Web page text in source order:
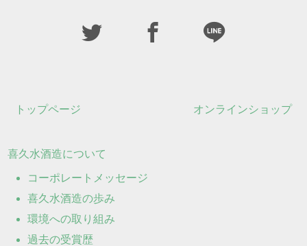
トップページ オンラインショップ
喜久水酒造について
コーポレートメッセージ
喜久水酒造の歩み
環境への取り組み
過去の受賞歴